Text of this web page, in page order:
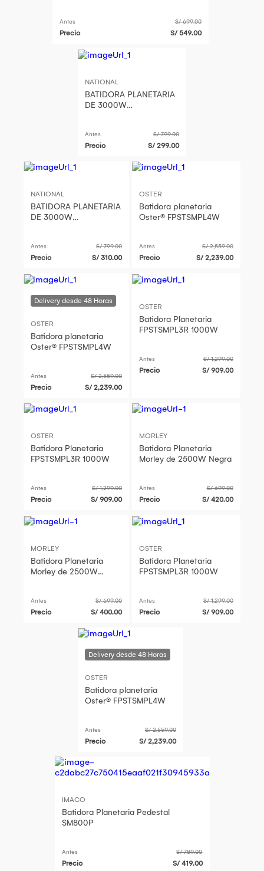
Antes S/ 699.00
Precio S/ 549.00
NATIONAL
BATIDORA PLANETARIA
DE 3000W
Antes S/ 799.00
Precio S/ 299.00
NATIONAL
BATIDORA PLANETARIA
DE 3000W
Antes S/ 799.00
Precio S/ 310.00
OSTER
Batidora planetaria
Oster® FPSTSMPL4W
Antes S/ 2,559.00
Precio S/ 2,239.00
OSTER
Batidora planetaria
Oster® FPSTSMPL4W
Antes S/ 2,559.00
Precio S/ 2,239.00
OSTER
Batidora Planetaria
FPSTSMPL3R 1000W
Antes S/ 1,299.00
Precio S/ 909.00
OSTER
Batidora Planetaria
FPSTSMPL3R 1000W
Antes S/ 1,299.00
Precio S/ 909.00
MORLEY
Batidora Planetaria
Morley de 2500W Negra
Antes S/ 699.00
Precio S/ 420.00
MORLEY
Batidora Planetaria
Morley de 2500W
Antes S/ 699.00
Precio S/ 400.00
OSTER
Batidora Planetaria
FPSTSMPL3R 1000W
Antes S/ 1,299.00
Precio S/ 909.00
OSTER
Batidora planetaria
Oster® FPSTSMPL4W
Antes S/ 2,559.00
Precio S/ 2,239.00
IMACO
Batidora Planetaria Pedestal
SM800P
Antes S/ 789.00
Precio S/ 419.00